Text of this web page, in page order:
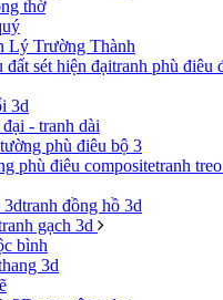
thờ
Lý Trường Thành
tranh phù điêu
3d
- tranh dài
phù điêu bộ 3
tranh
tranh đồng hồ 3d
gạch 3d
bình
3d